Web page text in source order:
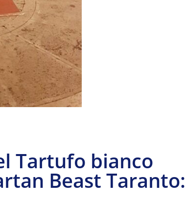
Tartufo bianco
Beast Taranto: